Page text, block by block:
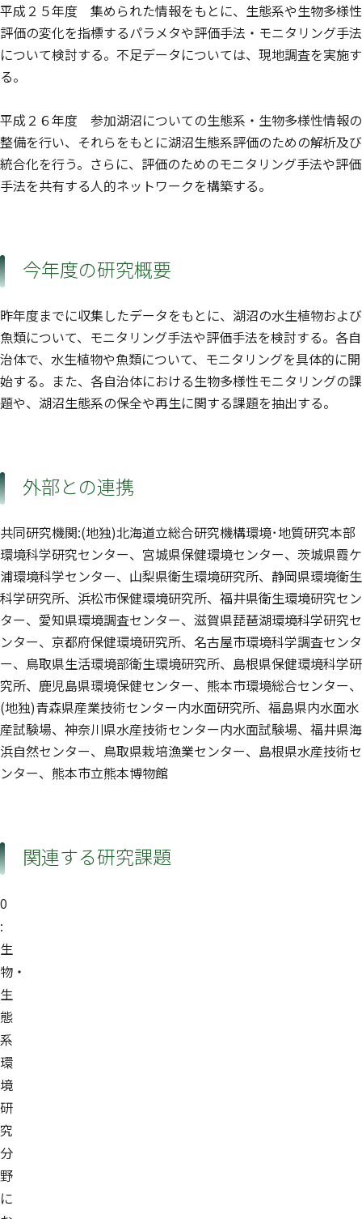
平成２５年度 集められた情報をもとに、生態系や生物多様性
評価の変化を指標するパラメタや評価手法・モニタリング手法
について検討する。不足データについては、現地調査を実施す
る。
平成２６年度 参加湖沼についての生態系・生物多様性情報の
整備を行い、それらをもとに湖沼生態系評価のための解析及び
統合化を行う。さらに、評価のためのモニタリング手法や評価
手法を共有する人的ネットワークを構築する。
今年度の研究概要
昨年度までに収集したデータをもとに、湖沼の水生植物および
魚類について、モニタリング手法や評価手法を検討する。各自
治体で、水生植物や魚類について、モニタリングを具体的に開
始する。また、各自治体における生物多様性モニタリングの課
題や、湖沼生態系の保全や再生に関する課題を抽出する。
外部との連携
共同研究機関:(地独)北海道立総合研究機構環境･地質研究本部
環境科学研究センター、宮城県保健環境センター、茨城県霞ケ
浦環境科学センター、山梨県衛生環境研究所、静岡県環境衛生
科学研究所、浜松市保健環境研究所、福井県衛生環境研究セン
ター、愛知県環境調査センター、滋賀県琵琶湖環境科学研究セ
ンター、京都府保健環境研究所、名古屋市環境科学調査センタ
ー、鳥取県生活環境部衛生環境研究所、島根県保健環境科学研
究所、鹿児島県環境保健センター、熊本市環境総合センター、
(地独)青森県産業技術センター内水面研究所、福島県内水面水
産試験場、神奈川県水産技術センター内水面試験場、福井県海
浜自然センター、鳥取県栽培漁業センター、島根県水産技術セ
ンター、熊本市立熊本博物館
関連する研究課題
0
:
生
物・
生
態
系
環
境
研
究
分
野
に